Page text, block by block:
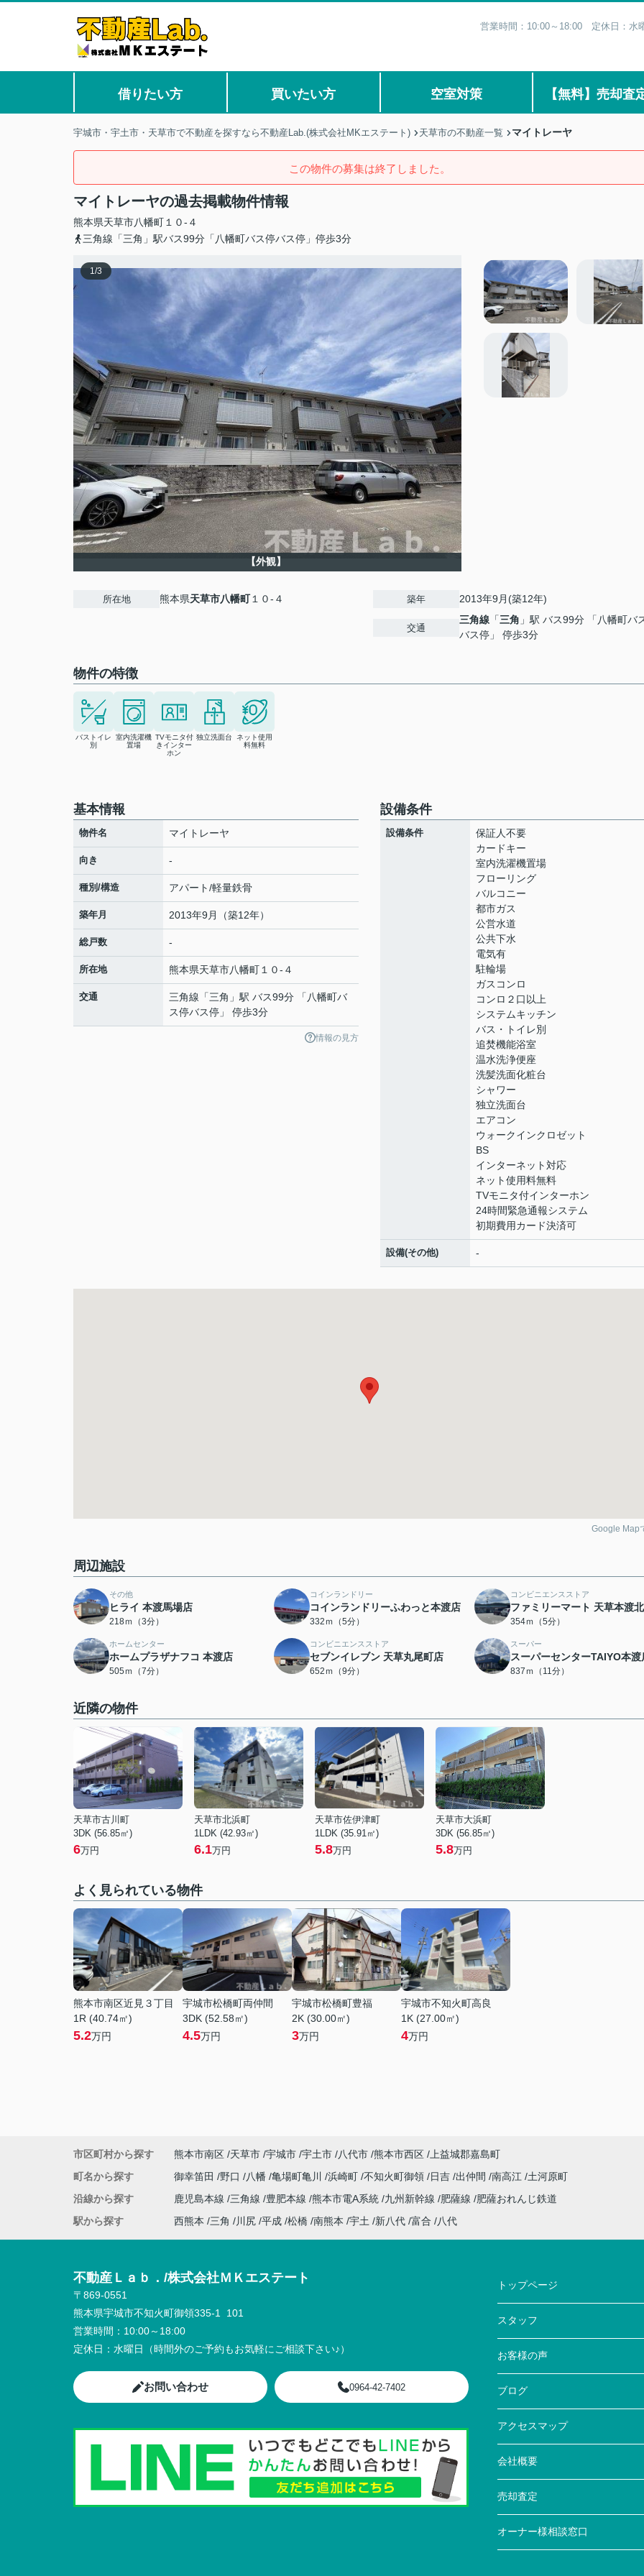
営業時間：10:00～18:00 定休日：水
借りたい方 買いたい方 空室対策 【無料】売却査
宇城市・宇土市・天草市で不動産を探すなら不動産Lab.(株式会社MKエステート) 天草市の不動産一覧 マイトレーヤ
この物件の募集は終了しました。
マイトレーヤの過去掲載物件情報
熊本県天草市八幡町 １０-４
三角線「三角」駅バス99分「八幡町バス停バス停」停歩3分
1/3
【外観】
所在地 熊本県天草市八幡町１０-４ 築年 2013年9月(築12年)
交通
三角線 「三角 」駅 バス99分 「八幡町バ
バス停」 停歩3分
物件の特徴
バストイレ
別
室内洗濯機
置場
TVモニタ付
きインター
ホン
独立洗面台
ネット使用
料無料
基本情報
物件名 マイトレーヤ
向き -
種別/構造 アパート/軽量鉄骨
築年月 2013年9月（築12年）
総戸数 -
所在地 熊本県天草市八幡町 １０-４
交通 三角線 「三角 」駅 バス99分 「八幡町バ
ス停バス停」 停歩3分
情報の見方
設備条件
設備条件
保証人不要
カードキー
室内洗濯機置場
フローリング
バルコニー
都市ガス
公営水道
公共下水
電気有
駐輪場
ガスコンロ
コンロ２口以上
システムキッチン
バス・トイレ別
追焚機能浴室
温水洗浄便座
洗髪洗面化粧台
シャワー
独立洗面台
エアコン
ウォークインクロゼット
BS
インターネット対応
ネット使用料無料
TVモニタ付インターホン
24時間緊急通報システム
初期費用カード決済可
設備(その他) -
Google Map
周辺施設
その他
ヒライ 本渡馬場店
218ｍ（3分）
コインランドリー
コインランドリーふわっと本渡店
332ｍ（5分）
コンビニエンスストア
ファミリーマート 天草本渡
354ｍ（5分）
ホームセンター
ホームプラザナフコ 本渡店
505ｍ（7分）
コンビニエンスストア
セブンイレブン 天草丸尾町店
652ｍ（9分）
スーパー
スーパーセンターTAIYO本渡
837ｍ（11分）
近隣の物件
天草市古川町
3DK (56.85㎡)
6万円
天草市北浜町
1LDK (42.93㎡)
6.1万円
天草市佐伊津町
1LDK (35.91㎡)
5.8万円
天草市大浜町
3DK (56.85㎡)
5.8万円
よく見られている物件
熊本市南区近見３丁目
1R (40.74㎡)
5.2万円
宇城市松橋町両仲間
3DK (52.58㎡)
4.5万円
宇城市松橋町豊福
2K (30.00㎡)
3万円
宇城市不知火町高良
1K (27.00㎡)
4万円
市区町村から探す 熊本市南区 天草市 宇城市 宇土市 八代市 熊本市西区
上益城郡嘉島町
町名から探す
御幸笛田 野口 八幡 亀場町亀川 浜崎町 不知火町御領 日吉 出仲間 南高江
土河原町
沿線から探す
鹿児島本線 三角線 豊肥本線 熊本市電A系統 九州新幹線 肥薩線
肥薩おれんじ鉄道
駅から探す
西熊本 三角 川尻 平成 松橋 南熊本 宇土 新八代 富合 八代
不動産Ｌａｂ．/株式会社ＭＫエステート
〒869-0551
熊本県宇城市不知火町御領335-1 101
営業時間： 10:00～18:00
定休日： 水曜日（時間外のご予約もお気軽にご相談下さい♪）
お問い合わせ 0964-42-7402
トップページ
スタッフ
お客様の声
ブログ
アクセスマップ
会社概要
売却査定
オーナー様相談窓口